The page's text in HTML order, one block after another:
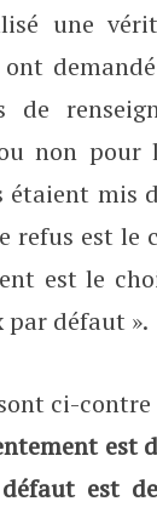
une
de
non pour
étaient mis
refus est le
est le
par défaut ».
ci-
est
est